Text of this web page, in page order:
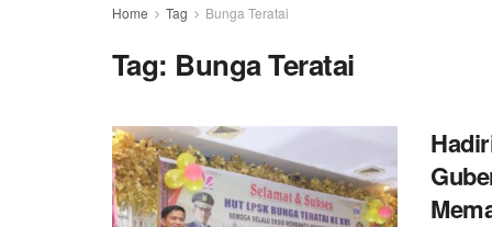
Home Tag Bunga Teratai
Tag: Bunga Teratai